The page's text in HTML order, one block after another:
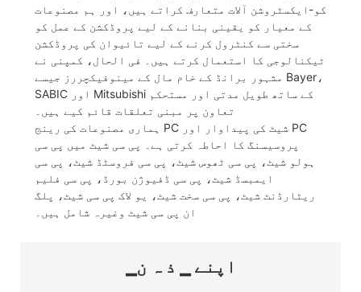
کو-ایکسٹروشن آلات متعارف کراتے ہیں، اور ہم مصنوعات
کے معیار کو یقینی بنانے کے لیے پروڈکشن کے عمل کو
سختی سے کنٹرول کرنے کے لیے تائیوان کی پروڈکشن
ٹیکنالوجی کا استعمال کرتے ہیں۔ فی الحال، کمپنی نے
مشہور برانڈ کے خام مال کے مینوفیکچررز جیسے Bayer،
SABIC اور Mitsubishi کے ساتھ طویل مدتی اور مستحکم
تعاون پر مبنی تعلقات قائم کیے ہیں۔
ہماری مصنوعات کی رینج PC شیٹ کی پیداوار اور PC
پروسیسنگ کا احاطہ کرتی ہے۔ پی سی شیٹ میں پی سی
ہولو شیٹ، پی سی ٹھوس شیٹ، پی سی فروسٹڈ شیٹ، پی سی
ایمبسڈ شیٹ، پی سی ڈفیوژن بورڈ، پی سی فلیم
ریٹارڈنٹ شیٹ، پی سی سخت شیٹ، یو لاک پی سی شیٹ، پلگ
ان پی سی شیٹ وغیرہ شامل ہیں۔
▁اپنے ▁ ذ ہ ن